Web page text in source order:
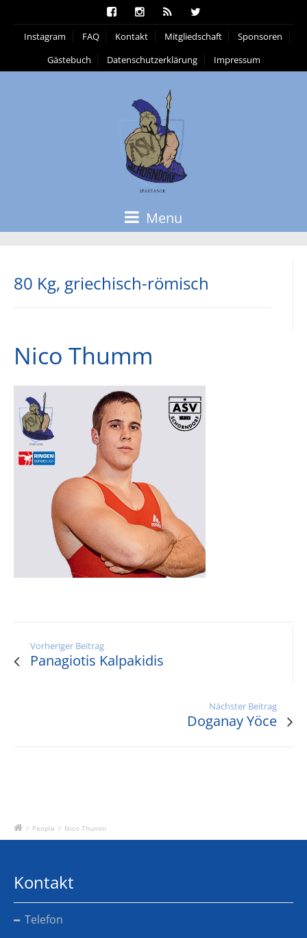
Instagram FAQ Kontakt Mitgliedschaft
Sponsoren
Gästebuch
Datenschutzerklärung Impressum
Menu
80 Kg, griechisch-römisch
Nico Thumm
Vorheriger Beitrag
Panagiotis Kalpakidis
Nächster Beitrag
Doganay Yöce
/ People / Nico Thumm
Kontakt
Telefon